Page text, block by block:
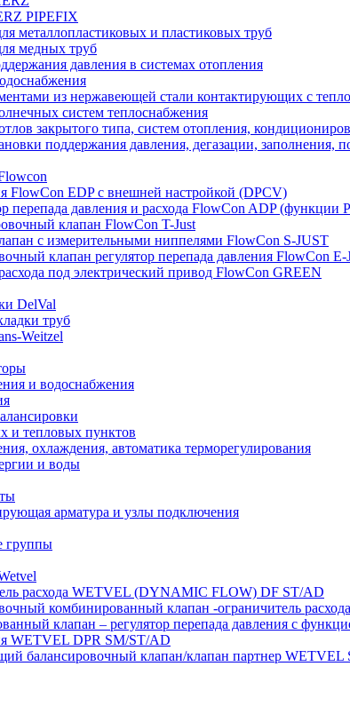
PIPEFIX
металлопластиковых и пластиковых труб
медных труб
давления в системах отопления
из нержавеющей стали контактирующих с
систем теплоснабжения
закрытого типа, систем отопления,
поддержания давления, дегазации, заполнения,
FlowСon EDP с внешней настройкой (DPCV)
перепада давления и расхода FlowСon ADP (функции
клапан FlowСon T-Just
с измерительными ниппелями FlowСon S-JUST
клапан регулятор перепада давления FlowСon E-
под электрический привод FlowСon GREEN
DelVal
труб
Weitzel
и водоснабжения
и тепловых пунктов
охлаждения, автоматика терморегулирования
и воды
арматура и узлы подключения
группы
расхода WETVEL (DYNAMIC FLOW) DF ST/AD
комбинированный клапан -ограничитель
клапан – регулятор перепада давления
WETVEL DPR SM/ST/AD
балансировочный клапан/клапан партнер WETVEL